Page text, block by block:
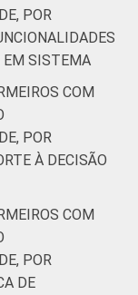
POR
EM SISTEMA
COM
POR
À DECISÃO
COM
POR
DE